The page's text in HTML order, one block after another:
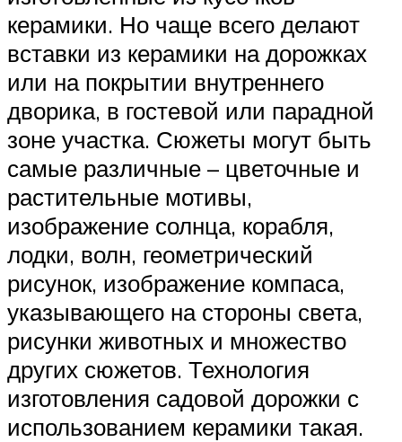
керамики. Но чаще всего делают
вставки из керамики на дорожках
или на покрытии внутреннего
дворика, в гостевой или парадной
зоне участка. Сюжеты могут быть
самые различные – цветочные и
растительные мотивы,
изображение солнца, корабля,
лодки, волн, геометрический
рисунок, изображение компаса,
указывающего на стороны света,
рисунки животных и множество
других сюжетов. Технология
изготовления садовой дорожки с
использованием керамики такая.